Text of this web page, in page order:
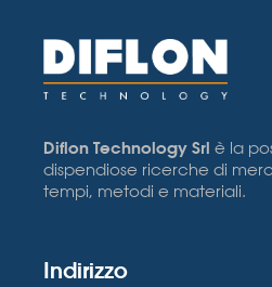
Diflon Technology Srl è la
dispendiose ricerche di
tempi, metodi e materiali.
Indirizzo